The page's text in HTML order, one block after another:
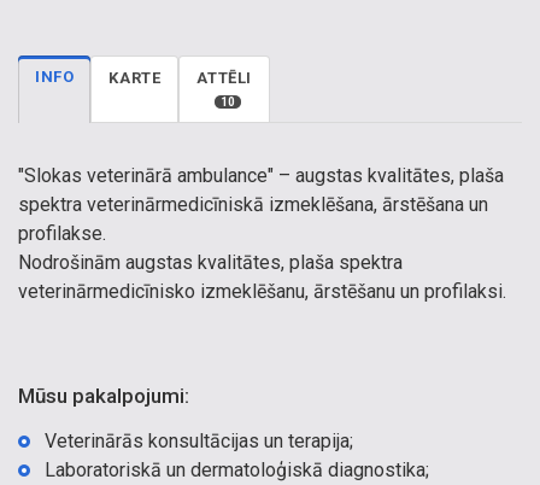
INFO KARTE ATTĒLI
10
"Slokas veterinārā ambulance" – augstas kvalitātes, plaša
spektra veterinārmedicīniskā izmeklēšana, ārstēšana un
profilakse.
Nodrošinām augstas kvalitātes, plaša spektra
veterinārmedicīnisko izmeklēšanu, ārstēšanu un profilaksi.
Mūsu pakalpojumi:
Veterinārās konsultācijas un terapija;
Laboratoriskā un dermatoloģiskā diagnostika;